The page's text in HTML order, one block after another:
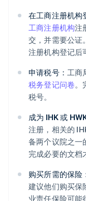
在工商注册机构
工商注册机构注
交，并需要公证
注册机构登记后
申请税号： 工商
税务登记问卷。
税号。
成为 IHK 或
注册，相关的
备两个议院之一
完成必要的文档
购买所需的保险
建议他们购买保
业责任保险可能